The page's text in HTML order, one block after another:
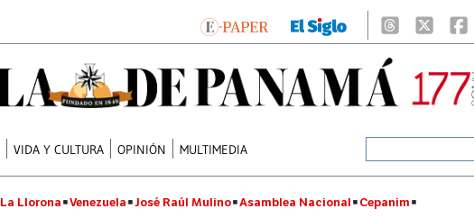
VIDA Y CULTURA OPINIÓN MULTIMEDIA
La Llorona Venezuela José Raúl Mulino Asamblea Nacional Cepanim